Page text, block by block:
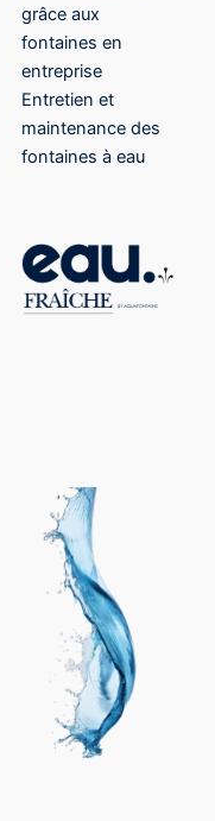
grâce aux
fontaines en
entreprise
Entretien et
maintenance des
fontaines à eau